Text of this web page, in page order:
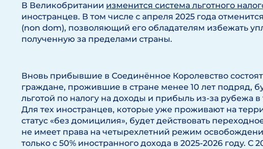
В Великобритании изменится система льготного
иностранцев. В том числе с апреля 2025 года
(non dom), позволяющий его обладателям избежать
полученную за пределами страны.
Вновь прибывшие в Соединённое Королевство
граждане, прожившие в стране менее 10 лет подряд,
льготой по налогу на доходы и прибыль из-за рубежа
Для тех иностранцев, которые уже проживают на
статус «без домицилия», будет действовать
не имеет права на четырехлетний режим
только с 50% иностранного дохода в 2025-2026 году. С